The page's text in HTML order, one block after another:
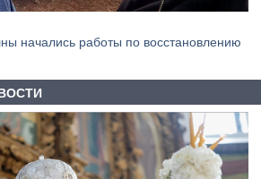
начались работы по восстановлению